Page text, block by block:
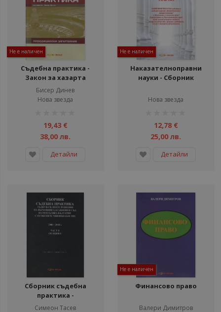
Не е наличен
Съдебна практика -
Закон за хазарта
Бисер Динев
Нова звезда
19,43 €
38,00 лв.
Детайли
Не е наличен
Наказателноправни
науки - Сборник
Нова звезда
12,78 €
25,00 лв.
Детайли
Сборник съдебна
практика -
Тълкувателни решения
Симеон Тасев
Не е наличен
Финансово право
Валери Димитров